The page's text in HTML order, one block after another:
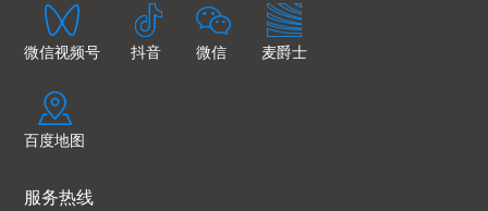
微信视频号 抖音 微信 麦爵士
百度地图
服务热线